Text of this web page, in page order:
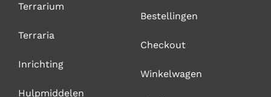
Terrarium
Terraria
Inrichting
Hulpmiddelen
Bestellingen
Checkout
Winkelwagen